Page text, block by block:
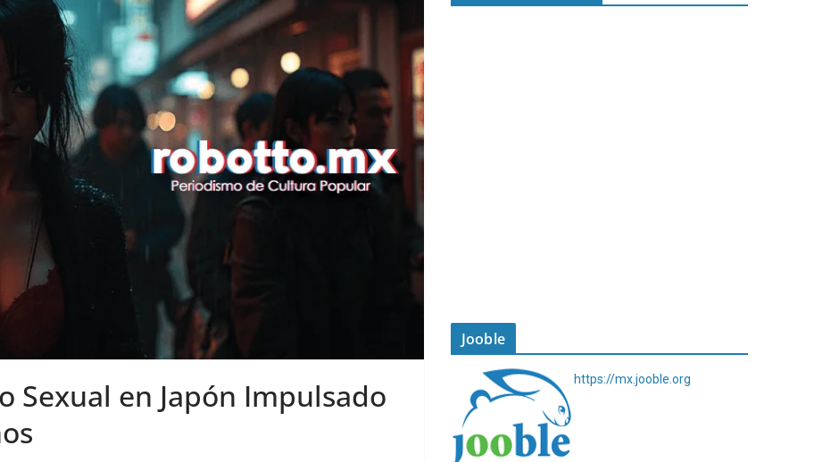
Sexual en Japón Impulsado
Jooble
https://mx.jooble.org